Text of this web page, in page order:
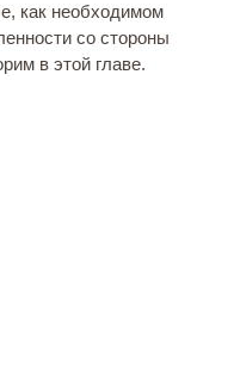
как необходимом
со стороны
в этой главе.